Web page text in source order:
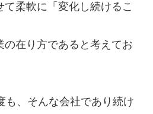
柔軟に「変化し続けるこ
の在り方であると考えてお
も、そんな会社であり続け